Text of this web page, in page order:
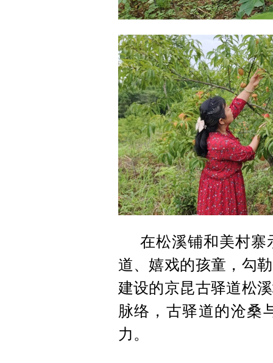
在松溪铺和美村寨
道、嬉戏的孩童，勾
建设的京昆古驿道松
脉络，古驿道的沧桑
力。